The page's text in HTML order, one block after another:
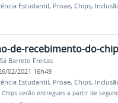
Estudantil, Proae, Chips,
de-recebimento-do-
Barreto Freitas
02/2021 16h49
Estudantil, Proae, Chips,
Chips serão entregues a partir de